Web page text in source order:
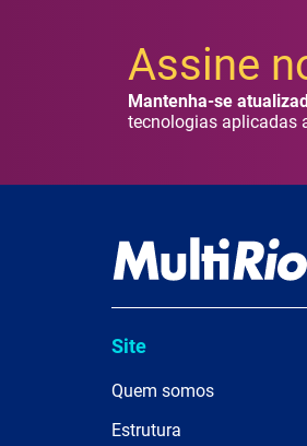
Assine
Mantenha-se
tecnologias aplicadas
Site
Quem somos
Estrutura